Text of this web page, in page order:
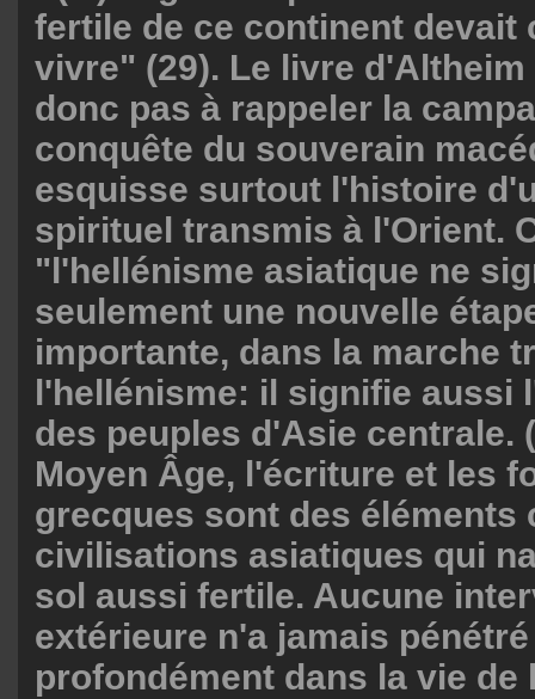
fertile de ce continent devait
vivre" (29). Le livre
donc pas à rappeler la
conquête du souverain
esquisse surtout l'histoire
spirituel transmis à l'Orient.
"l'hellénisme asiatique ne
seulement une nouvelle
importante, dans la marche
l'hellénisme: il signifie aussi
des peuples d'Asie centrale.
Moyen Âge, l'écriture et les
grecques sont des
civilisations asiatiques qui
sol aussi fertile. Aucune
extérieure n'a jamais
profondément dans la vie de